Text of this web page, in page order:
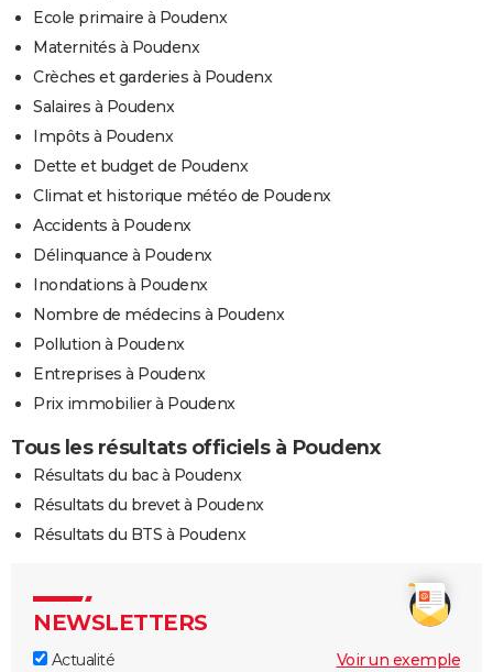
Ecole primaire à Poudenx
Maternités à Poudenx
Crèches et garderies à Poudenx
Salaires à Poudenx
Impôts à Poudenx
Dette et budget de Poudenx
Climat et historique météo de Poudenx
Accidents à Poudenx
Délinquance à Poudenx
Inondations à Poudenx
Nombre de médecins à Poudenx
Pollution à Poudenx
Entreprises à Poudenx
Prix immobilier à Poudenx
Tous les résultats officiels à Poudenx
Résultats du bac à Poudenx
Résultats du brevet à Poudenx
Résultats du BTS à Poudenx
NEWSLETTERS
Actualité
Voir un exemple